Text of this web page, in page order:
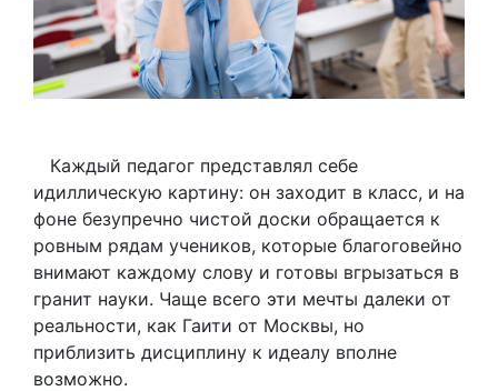
Каждый педагог представлял себе
идиллическую картину: он заходит в класс, и на
фоне безупречно чистой доски обращается к
ровным рядам учеников, которые благоговейно
внимают каждому слову и готовы вгрызаться в
гранит науки. Чаще всего эти мечты далеки от
реальности, как Гаити от Москвы, но
приблизить дисциплину к идеалу вполне
возможно.